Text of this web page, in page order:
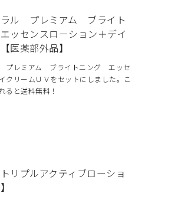
ル プレミアム ブライト
ッセンスローション＋デイ
医薬部外品】
プレミアム ブライトニング エッセ
クリームＵＶをセットにしました。こ
ると送料無料！
リプルアクティブローショ